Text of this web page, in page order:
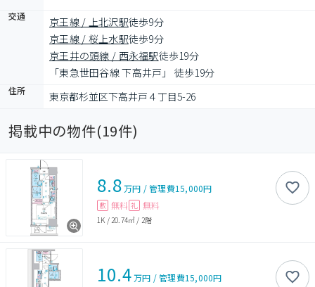
交通 京王線 / 上北沢駅徒歩9分
京王線 / 桜上水駅徒歩9分
京王井の頭線 / 西永福駅徒歩19分
「東急世田谷線 下高井戸」 徒歩19分
住所 東京都杉並区下高井戸４丁目5-26
掲載中の物件(19件)
8.8万円 /管理費15,000円
敷 無料 礼 無料
1K / 20.74㎡ / 2階
10.4万円 /管理費15,000円